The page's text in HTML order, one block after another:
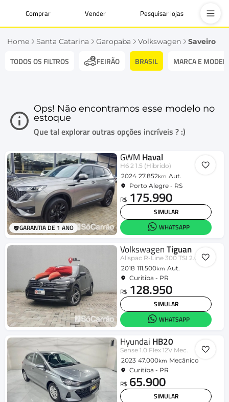
Comprar Vender Pesquisar lojas
Home Santa Catarina Garopaba Volkswagen Saveiro
TODOS OS FILTROS FEIRÃO BRASIL MARCA E
Ops! Não encontramos esse modelo no
estoque
Que tal explorar outras opções incríveis ? :)
GARANTIA DE 1 ANO
GWM Haval
H6 2 1.5 (Hibrido)
2024 27.852km Aut.
Porto Alegre - RS
R$ 175.990
SIMULAR
WHATSAPP
VolkswagenTiguan
Allspac R-Line 300 TSI 2.0
2018 111.500km Aut.
Curitiba - PR
R$ 128.950
SIMULAR
WHATSAPP
Hyundai HB20
Sense 1.0 Flex 12V Mec.
2023 47.000km Mecânico
Curitiba - PR
R$ 65.900
SIMULAR